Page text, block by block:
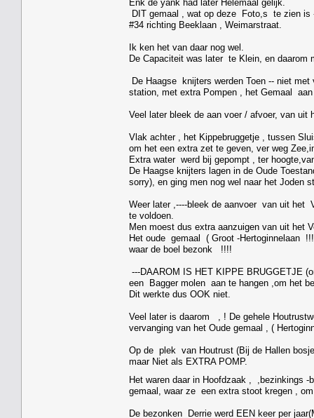
Enk de yank had later Helemaal gelijk.
DIT gemaal , wat op deze Foto,s te zien is
#34 richting Beeklaan , Weimarstraat.
Ik ken het van daar nog wel.
De Capaciteit was later te Klein, en
De Haagse knijters werden Toen -- niet
station, met extra Pompen , het Gemaal
Veel later bleek de aan voer / afvoer, van
Vlak achter , het Kippebruggetje , tussen
om het een extra zet te geven, ver weg
Extra water werd bij gepompt , ter
De Haagse knijters lagen in de Oude
sorry), en ging men nog wel naar het Joden
Weer later ,----bleek de aanvoer van uit het
te voldoen.
Men moest dus extra aanzuigen van uit het
Het oude gemaal ( Groot -Hertoginnelaan
waar de boel bezonk !!!!
---DAAROM IS HET KIPPE BRUGGETJE
een Bagger molen aan te hangen ,om het
Dit werkte dus OOK niet.
Veel later is daarom , ! De gehele
vervanging van het Oude gemaal , (
Op de plek van Houtrust (Bij de Hallen
maar Niet als EXTRA POMP.
Het waren daar in Hoofdzaak , ,bezinkings
gemaal, waar ze een extra stoot kregen ,
De bezonken Derrie werd EEN keer per